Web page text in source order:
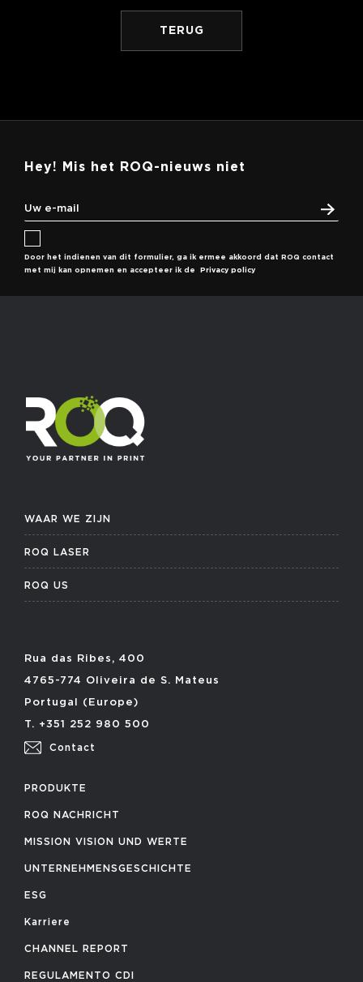
TERUG
Hey! Mis het ROQ-nieuws niet
Door het indienen van dit formulier, ga ik ermee akkoord dat ROQ contact
met mij kan opnemen en accepteer ik de
Privacy policy
WAAR WE ZIJN
ROQ LASER
ROQ US
Rua das Ribes, 400
4765-774 Oliveira de S. Mateus
Portugal (Europe)
T. +351 252 980 500
Contact
PRODUKTE
ROQ NACHRICHT
MISSION VISION UND WERTE
UNTERNEHMENSGESCHICHTE
ESG
Karriere
CHANNEL REPORT
REGULAMENTO CDI